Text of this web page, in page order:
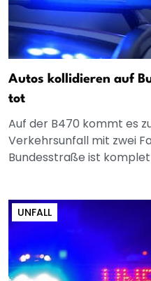
Autos kollidieren auf
tot
Auf der B470 kommt es
Verkehrsunfall mit zwei
Bundesstraße ist
UNFALL